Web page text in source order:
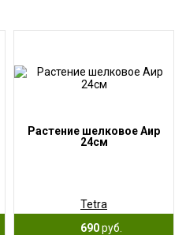
Растение шелковое Аир
24см
Tetra
690руб.